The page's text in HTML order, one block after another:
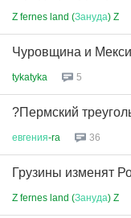
Z fernes land (Зануда) Z
Чуровщина и
tykatyka 5
?Пермский
евгения-ra 36
Грузины изменят
Z fernes land (Зануда) Z